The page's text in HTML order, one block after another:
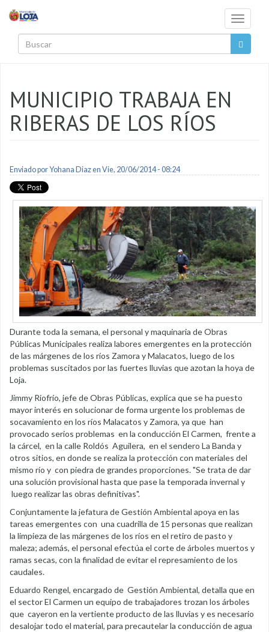
Toggle
MUNICIPIO TRABAJA EN
RIBERAS DE LOS RÍOS
Enviado porYohana Diazen Vie, 20/06/2014 - 08:24
Durante toda la semana, el personal y maquinaria de Obras
Públicas Municipales realiza labores emergentes en la protección
de las márgenes de los ríos Zamora y Malacatos, luego de los
problemas suscitados por las fuertes lluvias que azotan la hoya de
Loja.
Jimmy Riofrío, jefe de Obras Públicas, explica que se ha puesto
mayor interés en solucionar de forma urgente los problemas de
socavamiento en los ríos Malacatos y Zamora, ya que han
provocado serios problemas en la conducción El Carmen, frente a
la cárcel, en la calle Roldós Aguilera, en el sendero La Banda y
otros sitios, en donde se realiza la protección con materiales del
mismo río y con piedra de grandes proporciones. "Se trata de dar
una solución provisional hasta que pase la temporada invernal y
luego realizar las obras definitivas".
Conjuntamente la jefatura de Gestión Ambiental apoya en las
tareas emergentes con una cuadrilla de 15 personas que realizan
la limpieza de las márgenes de los ríos en el retiro de pasto y
maleza; además, el personal efectúa el corte de árboles muertos y
ramas secas, con la finalidad de evitar el represamiento de los
caudales.
Eduardo Rengel, encargado de Gestión Ambiental, detalla que en
el sector El Carmen un equipo de trabajadores trozan los árboles
que cayeron en la vertiente producto de las lluvias y es necesario
desalojar todo el material, para precautelar la conducción de agua